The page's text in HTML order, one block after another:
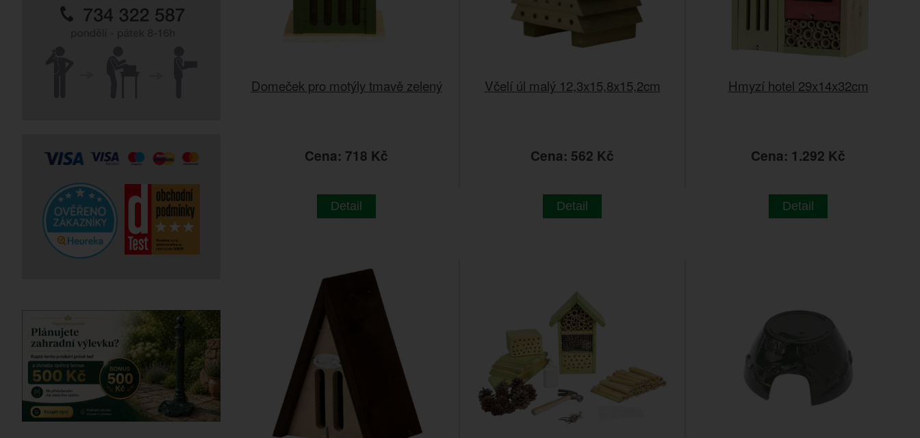
Domeček pro motýly tmavě zelený
Cena: 718 Kč
Detail
Včelí úl malý 12,3x15,8x15,2cm
Cena: 562 Kč
Detail
Hmyzí hotel 29x14x32cm
Cena: 1.292 Kč
Detail